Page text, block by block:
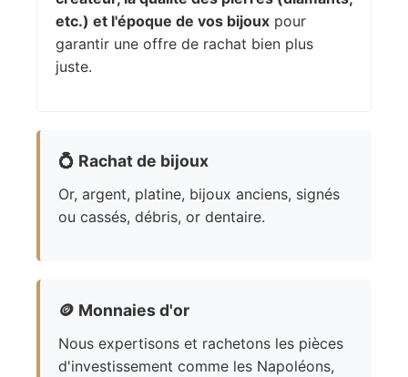
etc.) et l'époque de vos bijoux pour
garantir une offre de rachat bien plus
juste.
💍 Rachat de bijoux
Or, argent, platine, bijoux anciens, signés
ou cassés, débris, or dentaire.
🪙 Monnaies d'or
Nous expertisons et rachetons les pièces
d'investissement comme les Napoléons,